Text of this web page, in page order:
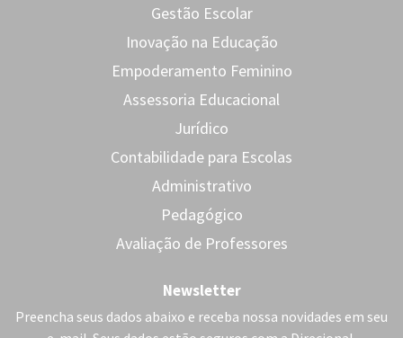
Gestão Escolar
Inovação na Educação
Empoderamento Feminino
Assessoria Educacional
Jurídico
Contabilidade para Escolas
Administrativo
Pedagógico
Avaliação de Professores
Newsletter
Preencha seus dados abaixo e receba nossa novidades em seu